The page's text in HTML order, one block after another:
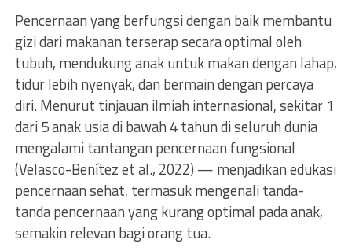
Pencernaan yang berfungsi dengan baik membantu
gizi dari makanan terserap secara optimal oleh
tubuh, mendukung anak untuk makan dengan lahap,
tidur lebih nyenyak, dan bermain dengan percaya
diri. Menurut tinjauan ilmiah internasional, sekitar 1
dari 5 anak usia di bawah 4 tahun di seluruh dunia
mengalami tantangan pencernaan fungsional
(Velasco-Benítez et al., 2022) — menjadikan edukasi
pencernaan sehat, termasuk mengenali tanda-
tanda pencernaan yang kurang optimal pada anak,
semakin relevan bagi orang tua.